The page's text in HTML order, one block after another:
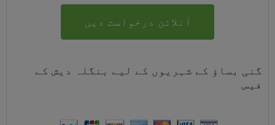
آنلائن درخواست دیں
گنی بساؤ کے شہریوں کے لیے بنگلہ دیش کے
فیس